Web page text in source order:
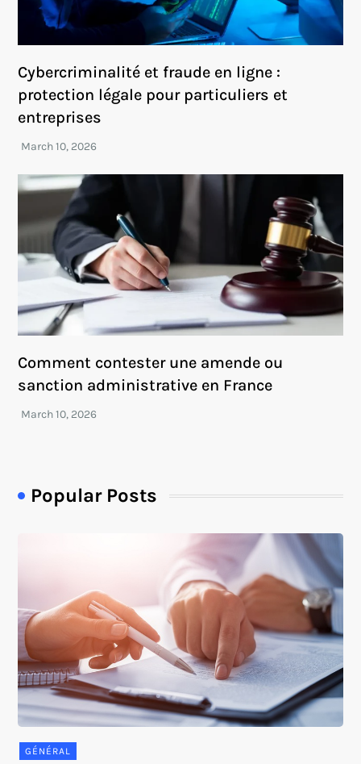
Cybercriminalité et fraude en ligne :
protection légale pour particuliers et
entreprises
Comment contester une amende ou
sanction administrative en France
Popular Posts
GÉNÉRAL